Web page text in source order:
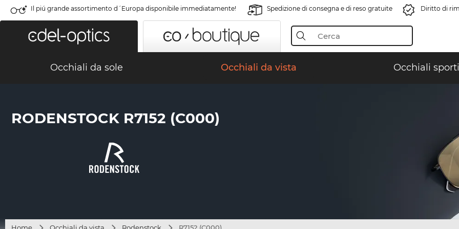
Il piú grande assortimento d´Europa disponibile immediatamente! Spedizione di consegna e di reso gratuite Diritto di
Occhiali da sole Occhiali da vista Occhiali
RODENSTOCK R7152 (C000)